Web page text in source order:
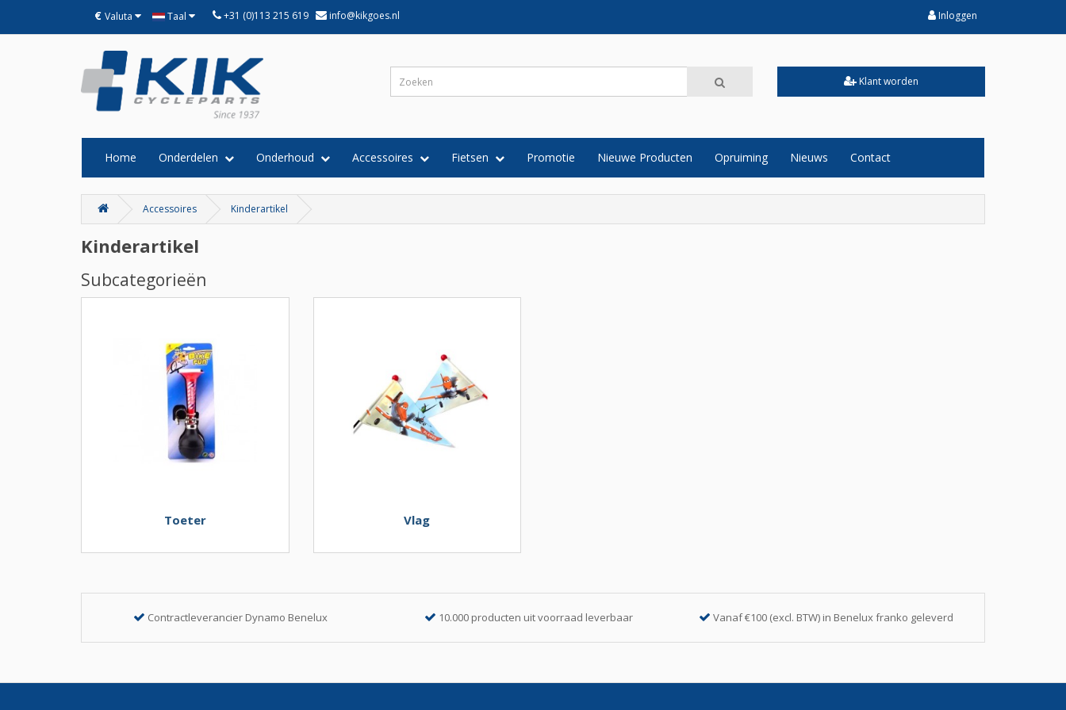
€ Valuta Taal +31 (0)113 215 619 info@kikgoes.nl Inloggen
Klant worden
Home Onderdelen Onderhoud Accessoires Fietsen Promotie Nieuwe Producten Opruiming Nieuws Contact
Accessoires Kinderartikel
Kinderartikel
Subcategorieën
Toeter Vlag
Contractleverancier Dynamo Benelux 10.000 producten uit voorraad leverbaar Vanaf €100 (excl. BTW) in Benelux franko geleverd